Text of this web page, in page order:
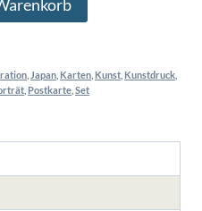
Japan Karten Kunst Kunstdruck
Postkarte Set